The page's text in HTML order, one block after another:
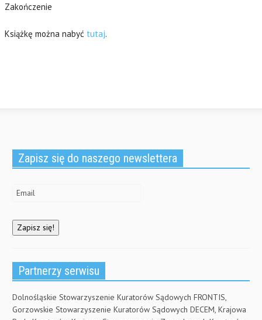
Zakończenie
Książkę można nabyć tutaj.
Zapisz się do naszego newslettera
Partnerzy serwisu
Dolnośląskie Stowarzyszenie Kuratorów Sądowych FRONTIS,
Gorzowskie Stowarzyszenie Kuratorów Sądowych DECEM, Krajowa